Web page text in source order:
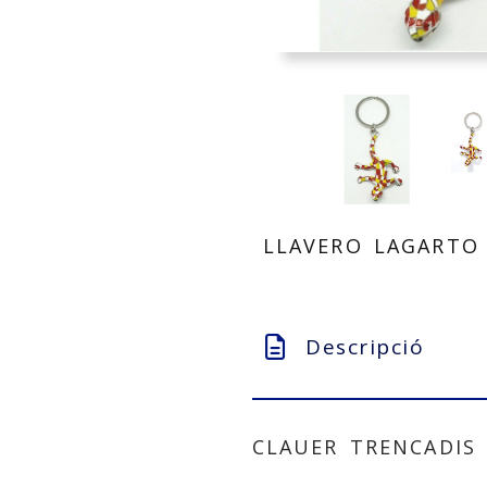
LLAVERO
Descripció
CLAUER